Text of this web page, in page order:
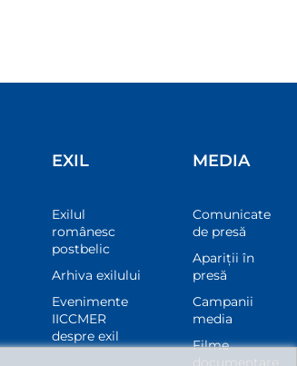
EXIL
Exilul
românesc
postbelic
Arhiva exilului
Evenimente
IICCMER
despre exil
MEDIA
Comunicate
de presă
Apariții în
presă
Campanii
media
Filme
documentare